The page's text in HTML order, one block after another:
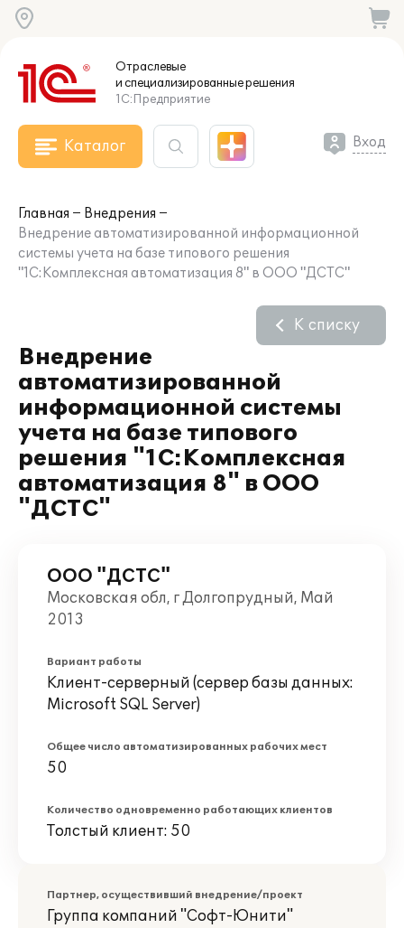
Отраслевые
и специализированныерешения
1С:Предприятие
Каталог Вход
Главная
Внедрения
Внедрение автоматизированной информационной
системы учета на базе типового решения
"1С:Комплексная автоматизация 8" в ООО "ДСТС"
Внедрение
автоматизированной
информационной системы
учета на базе типового
решения "1С:Комплексная
автоматизация 8" в ООО
"ДСТС"
К списку
ООО "ДСТС"
Московская обл, г Долгопрудный, Май
2013
Вариант работы
Клиент-серверный (сервер базы данных:
Microsoft SQL Server)
Общее число автоматизированных рабочих мест
50
Количество одновременно работающих клиентов
Толстый клиент: 50
Партнер, осуществивший внедрение/проект
Группа компаний "Софт-Юнити"